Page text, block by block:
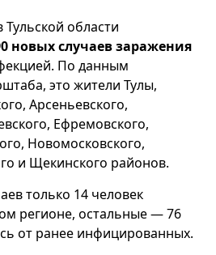
Тульской области
новых случаев заражения
По данным
это жители Тулы,
Арсеньевского,
Ефремовского,
Новомосковского,
и Щекинского районов.
только 14 человек
регионе, остальные — 76
от ранее инфицированных.